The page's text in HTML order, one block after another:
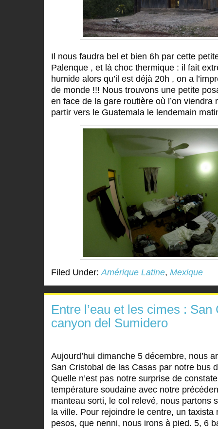
Il nous faudra bel et bien 6h par cette
Palenque , et là choc thermique : il fait
humide alors qu’il est déjà 20h , on a
de monde !!! Nous trouvons une petite
en face de la gare routière où l’on viendra
partir vers le Guatemala le lendemain
Filed Under:Amérique Latine, Mexique
Entre l’eau et les cimes :
canyon del Sumidero
Aujourd’hui dimanche 5 décembre, nous
San Cristobal de las Casas par notre bus
Quelle n’est pas notre surprise de
température soudaine avec notre
manteau sorti, le col relevé, nous partons
la ville. Pour rejoindre le centre, un taxista
pesos, que nenni, nous irons à pied. 5, 6